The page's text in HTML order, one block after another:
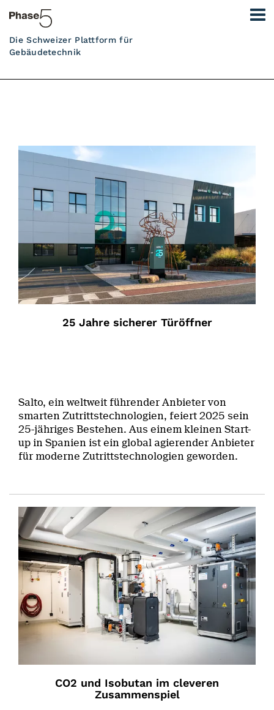
Die Schweizer Plattform für
Gebäudetechnik
25 Jahre sicherer Türöffner
Salto, ein weltweit führender Anbieter von
smarten Zutrittstechnologien, feiert 2025 sein
25-jähriges Bestehen. Aus einem kleinen Start-
up in Spanien ist ein global agierender Anbieter
für moderne Zutrittstechnologien geworden.
CO2 und Isobutan im cleveren
Zusammenspiel